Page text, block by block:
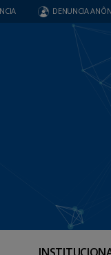
DENUNCIA